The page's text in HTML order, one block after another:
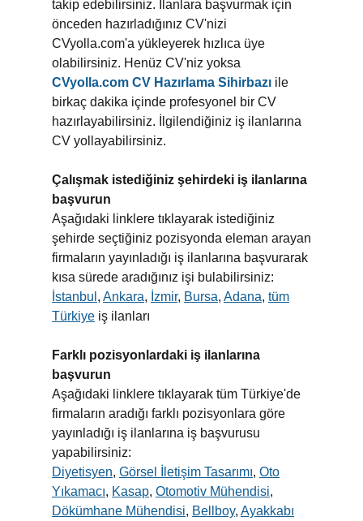
takip edebilirsiniz. İlanlara başvurmak için
önceden hazırladığınız CV'nizi
CVyolla.com'a yükleyerek hızlıca üye
olabilirsiniz. Henüz CV'niz yoksa
CVyolla.com CV Hazırlama Sihirbazı ile
birkaç dakika içinde profesyonel bir CV
hazırlayabilirsiniz. İlgilendiğiniz iş ilanlarına
CV yollayabilirsiniz.
Çalışmak istediğiniz şehirdeki iş ilanlarına
başvurun
Aşağıdaki linklere tıklayarak istediğiniz
şehirde seçtiğiniz pozisyonda eleman arayan
firmaların yayınladığı iş ilanlarına başvurarak
kısa sürede aradığınız işi bulabilirsiniz:
İstanbul , Ankara, İzmir, Bursa, Adana, tüm
Türkiye iş ilanları
Farklı pozisyonlardaki iş ilanlarına
başvurun
Aşağıdaki linklere tıklayarak tüm Türkiye'de
firmaların aradığı farklı pozisyonlara göre
yayınladığı iş ilanlarına iş başvurusu
yapabilirsiniz:
Diyetisyen, Görsel İletişim Tasarımı, Oto
Yıkamacı, Kasap, Otomotiv Mühendisi,
Dökümhane Mühendisi, Bellboy, Ayakkabı